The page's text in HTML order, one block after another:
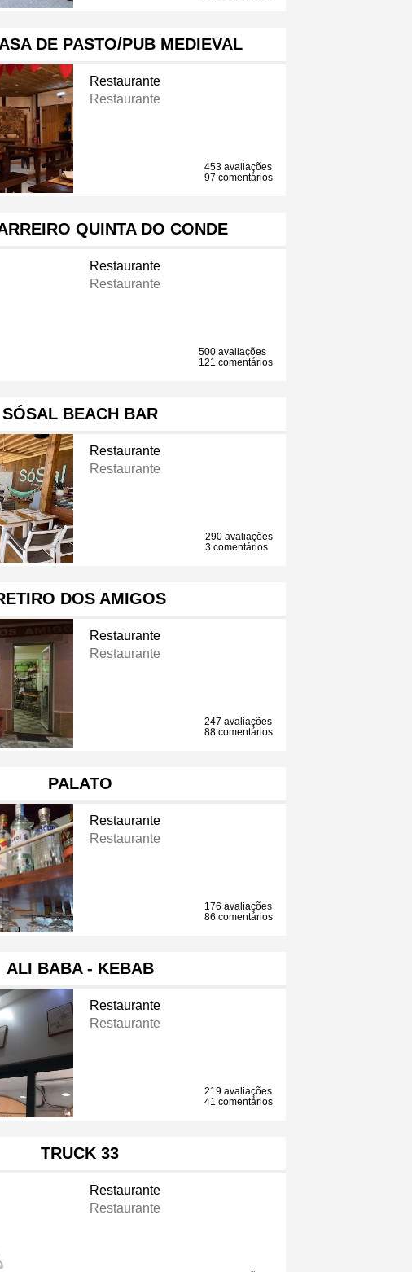
DE PASTO/PUB MEDIEVAL
Restaurante
Restaurante
453 avaliações
97 comentários
QUINTA DO CONDE
Restaurante
Restaurante
500 avaliações
121 comentários
SÓSAL BEACH BAR
Restaurante
Restaurante
290 avaliações
3 comentários
DOS AMIGOS
Restaurante
Restaurante
247 avaliações
88 comentários
PALATO
Restaurante
Restaurante
176 avaliações
86 comentários
ALI BABA - KEBAB
Restaurante
Restaurante
219 avaliações
41 comentários
TRUCK 33
Restaurante
Restaurante